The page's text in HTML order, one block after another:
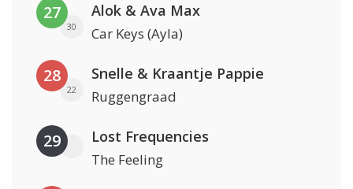
27
30
Alok & Ava Max
Car Keys (Ayla)
28
22
Snelle & Kraantje Pappie
Ruggengraad
29 Lost Frequencies
The Feeling